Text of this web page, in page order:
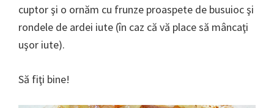
cuptor şi o ornăm cu frunze proaspete de busuioc şi
rondele de ardei iute (în caz că vă place să mâncaţi
uşor iute).
Să fiţi bine!